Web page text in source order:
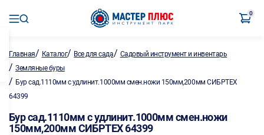
0
Главная/ Каталог/ Все для сада/ Садовый инструмент и инвентарь
/ Земляные буры
/ Бур сад.1110мм с удлинит.1000мм смен.ножи 150мм,200мм СИБРТЕХ
64399
Бур сад.1110мм с удлинит.1000мм смен.ножи
150мм,200мм СИБРТЕХ 64399